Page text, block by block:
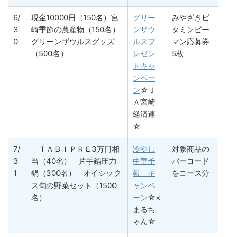
6/
3
0
現金10000円（150名）宮
崎季節の農産物（150名）
グリーンザウルスグッズ
（500名）
グリー
ンザウ
ルスプ
レゼン
トキャ
ンペー
ン☆Ｊ
Ａ宮崎
経済連
☆
みやざきビ
タミンピー
マン応募券
5枚
7/
3
1
ＴＡＢＩＰＲＥ3万円相
当（40名） 片手鍋圧力
鍋（300名） オイシック
ス旬の野菜セット（1500
名）
冷やし
中華予
報 キ
ャンペ
ーン☆×
まるち
ゃん☆
対象商品の
バーコード
をコース分